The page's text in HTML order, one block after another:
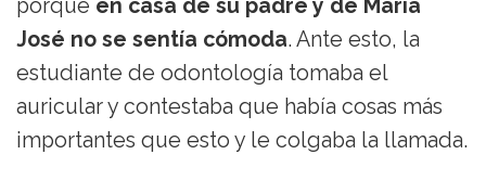
porque en casa de su padre y de María
José no se sentía cómoda. Ante esto, la
estudiante de odontología tomaba el
auricular y contestaba que había cosas más
importantes que esto y le colgaba la llamada.